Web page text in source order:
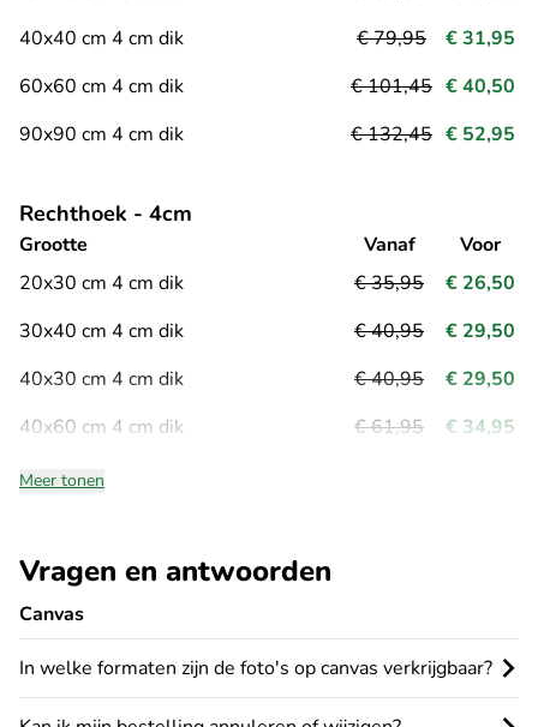
Vragen en antwoorden
Canvas
In welke formaten zijn de foto's op canvas verkrijgbaar?
40x40 cm 4 cm dik
60x60 cm 4 cm dik
90x90 cm 4 cm dik
€ 79,95
€ 101,45
€ 132,45
€ 31,95
€ 40,50
€ 52,95
Rechthoek - 4cm
Grootte
20x30 cm 4 cm dik
30x40 cm 4 cm dik
40x30 cm 4 cm dik
40x60 cm 4 cm dik
Vanaf
€ 35,95
€ 40,95
€ 40,95
€ 61,95
Voor
€ 26,50
€ 29,50
€ 29,50
€ 34,95
Meer tonen